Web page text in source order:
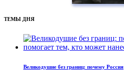
ТЕМЫ ДНЯ
Великодушие без границ: почему Россия